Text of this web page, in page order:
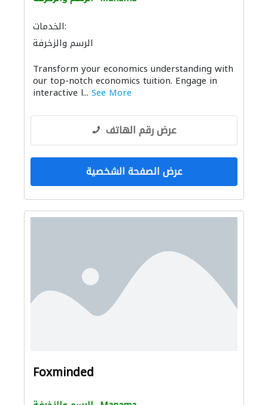
الخدمات:
الرسم والزخرفة
Transform your economics understanding with
our top-notch economics tuition. Engage in
interactive l... See More
عرض رقم الهاتف
عرض الصفحة الشخصية
Foxminded